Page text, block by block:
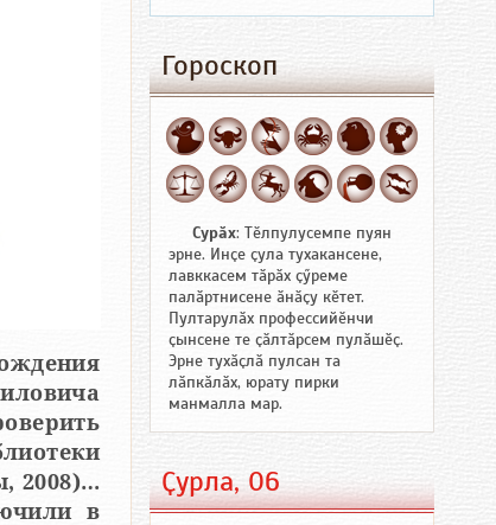
2008)…
в
Гороскоп
Сурӑх: Тӗлпулусемпе пуян
эрне. Инҫе ҫула тухакансене,
лавккасем тӑрӑх ҫӳреме
палӑртнисене ӑнӑҫу кӗтет.
Пултарулӑх профессийӗнчи
ҫынсене те ҫӑлтӑрсем пулӑшӗҫ.
Эрне тухӑҫлӑ пулсан та
лӑпкӑлӑх, юрату пирки
манмалла мар.
Ҫурла, 06